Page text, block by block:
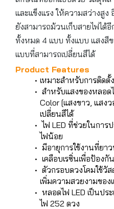
และแข็งแรง ให้ความสว่างสูง
ยังสามารถม้วนเก็บสายไฟได้
ทั้งหมด 4 แบบ ทั้งแบบ แสงสี
แบบที่สามารถเปลี่ยนสีได้
Product Features
เหมาะสำหรับการติด
สำหรับแสงของหลอด
Color [แสงขาว, แสง
เปลี่ยนสีได้
ไฟ LED ที่ช่วยในการ
ไฟน้อย
มีอายุการใช้งานที่ยา
เคลือบเรซิ่นเพื่อป้องกั
ตัวกรอบดวงโคมใช้วั
เพิ่มความสวยงามของ
หลอดไฟ LED เป็นป
ไฟ 252 ดวง